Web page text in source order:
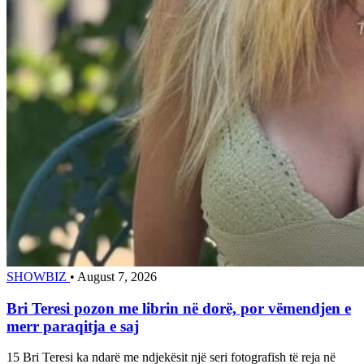
SHOWBIZ • August 7, 2026
Bri Teresi pozon me librin në dorë, por vëmendjen e
merr paraqitja e saj
15 Bri Teresi ka ndarë me ndjekësit një seri fotografish të reja në